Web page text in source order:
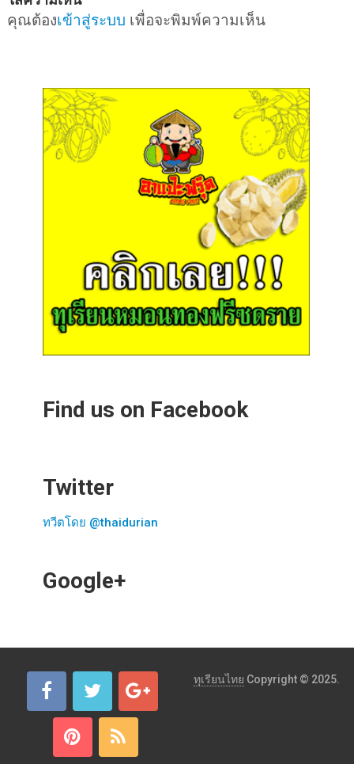
คุณต้องเข้าสู่ระบบ เพื่อจะพิมพ์ความเห็น
Find us on Facebook
Twitter
ทวีตโดย @thaidurian
Google+
ทุเรียนไทย Copyright © 2025.